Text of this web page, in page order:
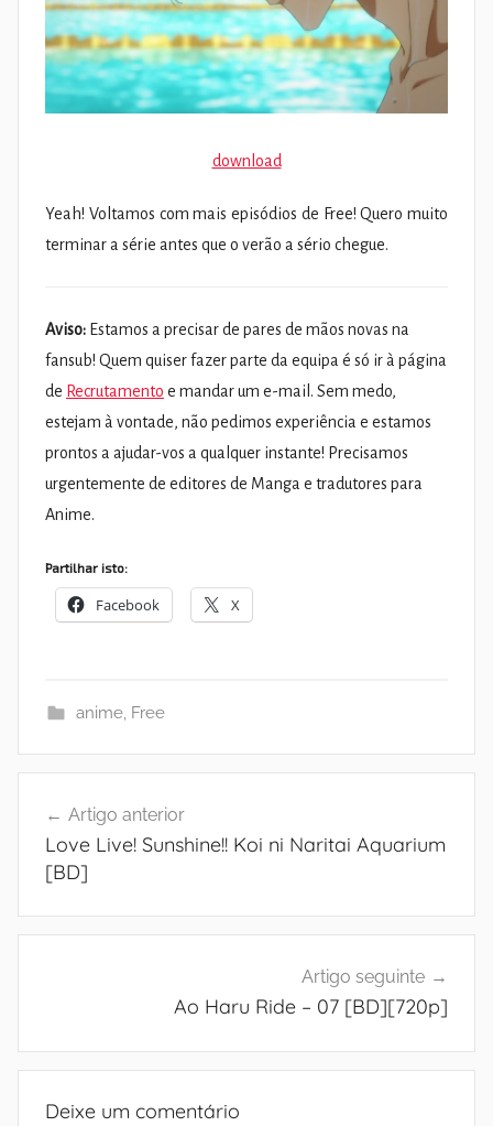
download
Yeah! Voltamos com mais episódios de Free! Quero muito
terminar a série antes que o verão a sério chegue.
Aviso: Estamos a precisar de pares de mãos novas na
fansub! Quem quiser fazer parte da equipa é só ir à página
de Recrutamento e mandar um e-mail. Sem medo,
estejam à vontade, não pedimos experiência e estamos
prontos a ajudar-vos a qualquer instante! Precisamos
urgentemente de editores de Manga e tradutores para
Anime.
Partilhar isto:
Facebook X
anime, Free
de
artigos
Artigo anterior
Love Live! Sunshine!! Koi ni Naritai Aquarium
[BD]
Artigo seguinte
Ao Haru Ride – 07 [BD][720p]
Deixe um comentário